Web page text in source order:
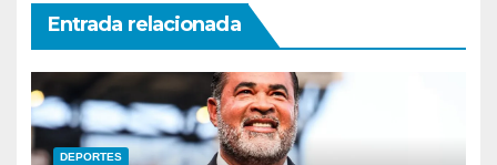
Entrada relacionada
DEPORTES